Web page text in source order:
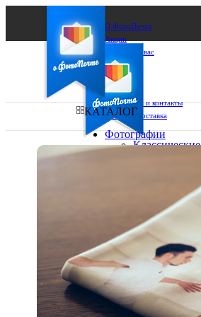
О ФотоПочте
Акции
Сделаем за вас
Бизнесу
FAQ
Франшиза
Поддержка и контакты
Оплата и доставка
Выберите из списка:
КАТАЛОГ
Фотографии
Классические
13х18
15х15
15х20
20х30
30х30
30х40
А4
Фото
в